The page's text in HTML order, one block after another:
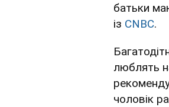
батьки
із CNBC.
люблять
чоловік